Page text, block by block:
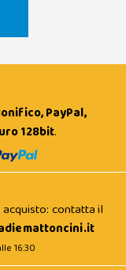
PayPal,
128bit.
contatta il
16:30